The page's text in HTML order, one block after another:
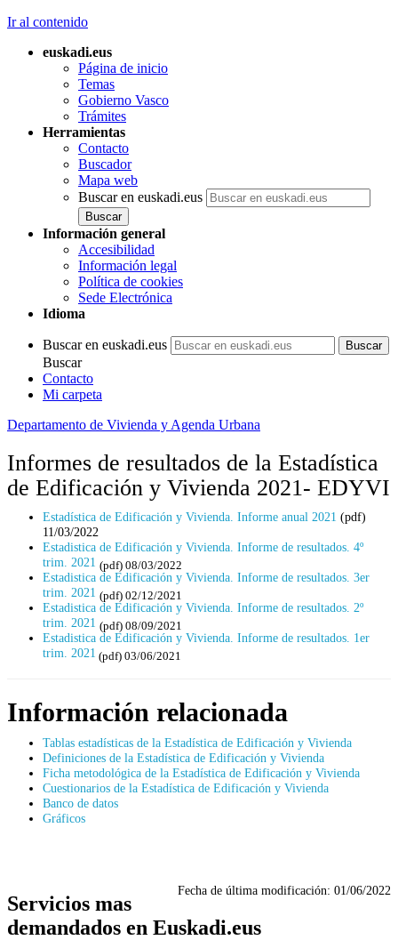
Ir al contenido
euskadi.eus
Página de inicio
Temas
Gobierno Vasco
Trámites
Herramientas
Contacto
Buscador
Mapa web
Buscar en euskadi.eus
Información general
Accesibilidad
Información legal
Política de cookies
Sede Electrónica
Idioma
Buscar en euskadi.eus
Buscar
Contacto
Mi carpeta
Departamento de Vivienda y Agenda Urbana
Informes de resultados de la Estadística
de Edificación y Vivienda 2021- EDYVI
Estadística de Edificación y Vivienda. Informe anual 2021 (pdf)
11/03/2022
Estadistica de Edificación y Vivienda. Informe de resultados. 4º
trim. 2021 (pdf) 08/03/2022
Estadistica de Edificación y Vivienda. Informe de resultados. 3er
trim. 2021 (pdf) 02/12/2021
Estadistica de Edificación y Vivienda. Informe de resultados. 2º
trim. 2021 (pdf) 08/09/2021
Estadistica de Edificación y Vivienda. Informe de resultados. 1er
trim. 2021 (pdf) 03/06/2021
Información relacionada
Tablas estadísticas de la Estadística de Edificación y Vivienda
Definiciones de la Estadística de Edificación y Vivienda
Ficha metodológica de la Estadística de Edificación y Vivienda
Cuestionarios de la Estadística de Edificación y Vivienda
Banco de datos
Gráficos
Fecha de última modificación: 01/06/2022
Servicios mas
demandados en Euskadi.eus